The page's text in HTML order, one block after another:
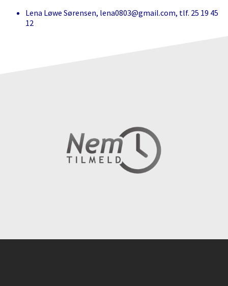
Lena Løwe Sørensen, lena0803@gmail.com, tlf. 25 19 45
12